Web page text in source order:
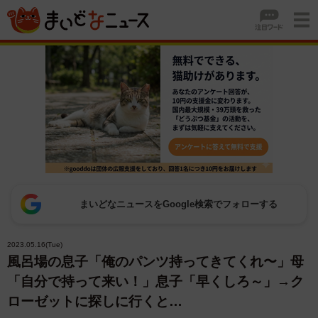
まいどなニュースをGoogle検索でフォローする
2023.05.16(Tue)
風呂場の息子「俺のパンツ持ってきてくれ〜」母
「自分で持って来い！」息子「早くしろ～」→ク
ローゼットに探しに行くと…